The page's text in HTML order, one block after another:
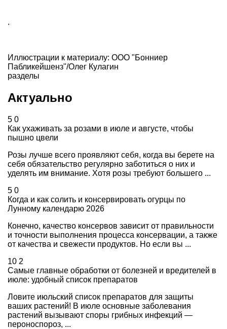
.
Иллюстрации к материалу: ООО "Бонниер
Пабликейшенз"/Олег Кулагин
разделы
Актуально
5 0
Как ухаживать за розами в июле и августе, чтобы
пышно цвели
Розы лучше всего проявляют себя, когда вы берете на
себя обязательство регулярно заботиться о них и
уделять им внимание. Хотя розы требуют большего ...
5 0
Когда и как солить и консервировать огурцы по
Лунному календарю 2026
Конечно, качество консервов зависит от правильности
и точности выполнения процесса консервации, а также
от качества и свежести продуктов. Но если вы ...
10 2
Самые главные обработки от болезней и вредителей в
июле: удобный список препаратов
Ловите июльский список препаратов для защиты
ваших растений! В июле основные заболевания
растений вызывают споры грибных инфекций —
пероноспороз, ...